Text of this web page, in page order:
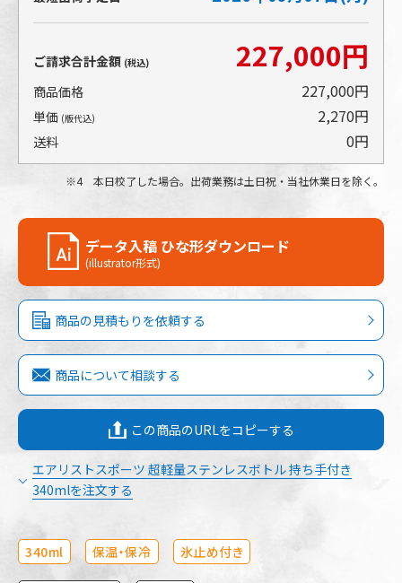
アイテムの表面にインクを盛る印刷方法であるため、
発色の美しさや、細かい文字や小さな柄の再現性が高
いところも特長です。
ご請求合計金額 (税込) 227,000円
商品価格 227,000円
単価 (版代込) 2,270円
送料 0円
4 本日校了した場合。出荷業務は土日祝・当社休業日を除く。
データ入稿 ひな形ダウンロード
(illustrator形式)
商品の見積もりを依頼する
商品について相談する
この商品のURLをコピーする
エアリストスポーツ 超軽量ステンレスボトル 持ち手付き
340mlを注文する
340ml 保温・保冷 氷止め付き